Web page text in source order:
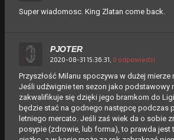
Super wiadomosc. King Zlatan come back.
PJOTER
2020-08-31 15:36:31, 0 odpowiedzi
Przyszłość Milanu spoczywa w dużej mierze
Jeśli udźwignie ten sezon jako podstawowy
zakwalifikuje się dzięki jego bramkom do
będzie stać na godnego następcę podczas
letniego mercato. Jeśli zaś wiek da o sobie
posypie (zdrowie, lub forma), to prawda jest